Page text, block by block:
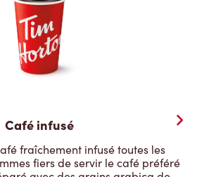
Café infusé
fraîchement infusé toutes les
fiers de servir le café préféré